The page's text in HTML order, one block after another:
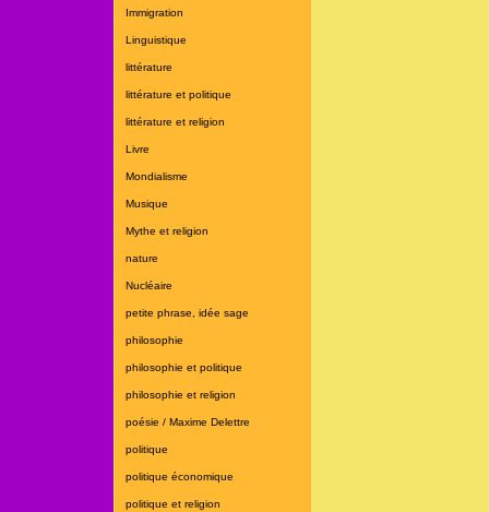
Immigration
Linguistique
littérature
littérature et politique
littérature et religion
Livre
Mondialisme
Musique
Mythe et religion
nature
Nucléaire
petite phrase, idée sage
philosophie
philosophie et politique
philosophie et religion
poésie / Maxime Delettre
politique
politique économique
politique et religion